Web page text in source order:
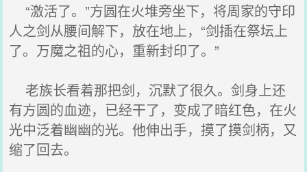
“激活了。”方圆在火堆旁坐下，将周家的守印
人之剑从腰间解下，放在地上，“剑插在祭坛上
了。万魔之祖的心，重新封印了。”
老族长看着那把剑，沉默了很久。剑身上还
有方圆的血迹，已经干了，变成了暗红色，在火
光中泛着幽幽的光。他伸出手，摸了摸剑柄，又
缩了回去。